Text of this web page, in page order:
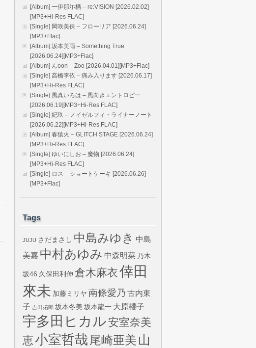
[Album] 一伊那尓栖 – re:VISION [2026.02.02]
[MP3+Hi-Res FLAC]
[Single] 岡咲美保 – フローリア [2026.06.24]
[MP3+Flac]
[Album] 坂本美雨 – Something True
[2026.06.24][MP3+Flac]
[Album] んoon – Zoo [2026.04.01][MP3+Flac]
[Single] 高橋李依 – 痛み入ります [2026.06.17]
[MP3+Hi-Res FLAC]
[Single] 風真いろは – 風向きエントロピー
[2026.06.19][MP3+Hi-Res FLAC]
[Single] 妃玖 – ノイゼルフィ・ライナーノート
[2026.06.22][MP3+Hi-Res FLAC]
[Album] 春猿火 – GLITCH STAGE [2026.06.24]
[MP3+Hi-Res FLAC]
[Single] ゆいにしお – 魔物 [2026.06.24]
[MP3+Hi-Res FLAC]
[Single] ロス – ショートケーキ [2026.06.26]
[MP3+Flac]
Tags
JUJU さだまさし 中島みゆき 中島
美嘉 中村あゆみ 中森明菜 乃木
坂46 久保田利伸 倉木麻衣倖田
來未 加藤ミリヤ 南條愛乃 古内東
子 吉田拓郎 坂本冬美 坂本龍一 大原櫻子
宇多田ヒカル安室奈美
恵小室哲哉 尾崎亜美 山